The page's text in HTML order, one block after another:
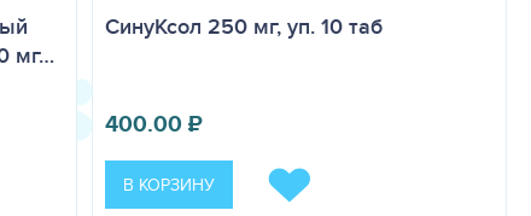
мг…
СинуКсол 250 мг, уп. 10 таб
400.00₽
В КОРЗИНУ